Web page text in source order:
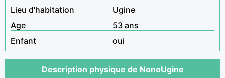
Lieu d'habitation
Ugine
Age
53 ans
Enfant
oui
Description physique de NonoUgine